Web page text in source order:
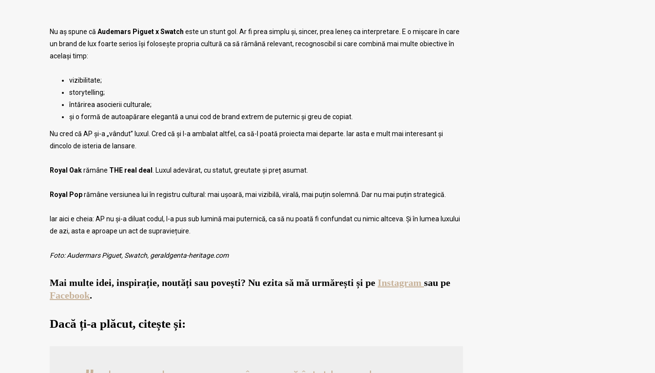
Nu aș spune că Audemars Piguet x Swatch este un stunt gol. Ar fi prea simplu și, sincer, prea leneș ca interpretare. E o mișcare în care
un brand de lux foarte serios își folosește propria cultură ca să rămână relevant, recognoscibil si care combină mai multe obiective în
același timp:
vizibilitate;
storytelling;
întărirea asocierii culturale;
și o formă de autoapărare elegantă a unui cod de brand extrem de puternic și greu de copiat.
Nu cred că AP și-a „vândut” luxul. Cred că și l-a ambalat altfel, ca să-l poată proiecta mai departe. Iar asta e mult mai interesant și
dincolo de isteria de lansare.
Royal Oakrămâne THE real deal . Luxul adevărat, cu statut, greutate și preț asumat.
Royal Poprămâne versiunea lui în registru cultural: mai ușoară, mai vizibilă, virală, mai puțin solemnă. Dar nu mai puțin strategică.
Iar aici e cheia: AP nu și-a diluat codul, l-a pus sub lumină mai puternică, ca să nu poată fi confundat cu nimic altceva. Și în lumea luxului
de azi, asta e aproape un act de supraviețuire.
Foto: Audermars Piguet, Swatch, geraldgenta-heritage.com
Mai multe idei, inspirație, noutăți sau povești? Nu ezita să mă urmărești și pe Instagram sau pe
Facebook.
Dacă ți-a plăcut, citește și: